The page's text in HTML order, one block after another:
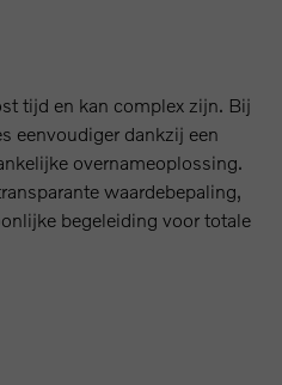
tijd en kan complex zijn. Bij
eenvoudiger dankzij een
overnameoplossing.
waardebepaling,
begeleiding voor totale